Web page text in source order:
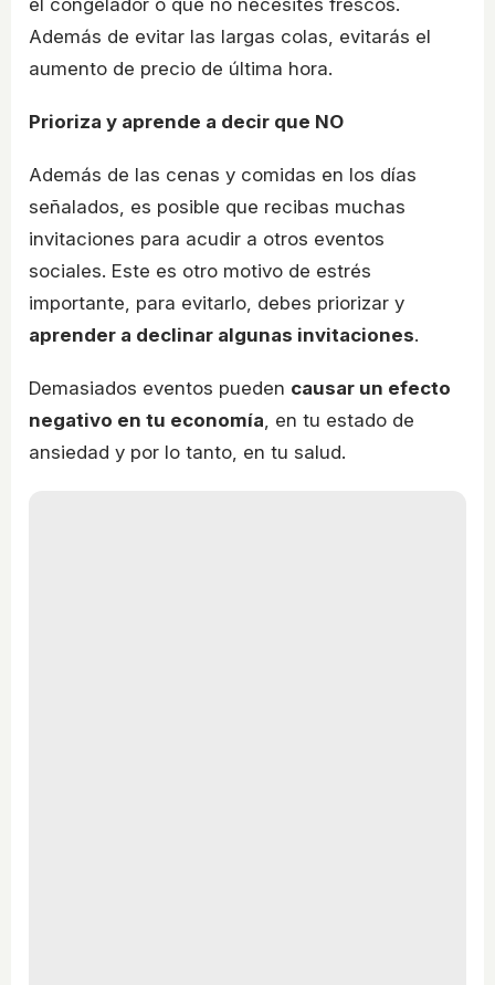
el congelador o que no necesites frescos.
Además de evitar las largas colas, evitarás el
aumento de precio de última hora.
Prioriza y aprende a decir que NO
Además de las cenas y comidas en los días
señalados, es posible que recibas muchas
invitaciones para acudir a otros eventos
sociales. Este es otro motivo de estrés
importante, para evitarlo, debes priorizar y
aprender a declinar algunas invitaciones.
Demasiados eventos pueden causar un efecto
negativo en tu economía, en tu estado de
ansiedad y por lo tanto, en tu salud.